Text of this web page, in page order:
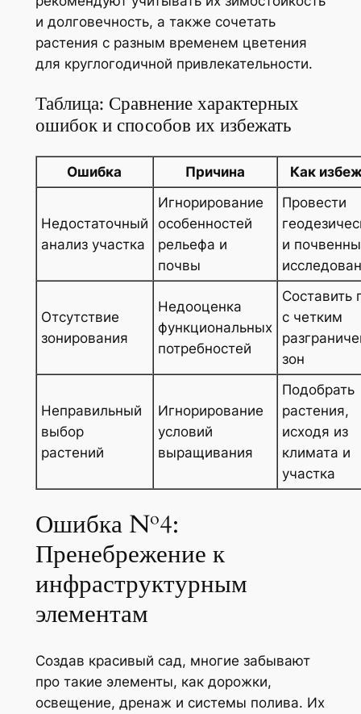
и долговечность, а также сочетать
растения с разным временем цветения
для круглогодичной привлекательности.
Таблица: Сравнение характерных
ошибок и способов их избежать
Ошибка Причина Как
Недостаточный
анализ участка
Игнорирование
особенностей
рельефа и
почвы
Провести
и
Отсутствие
зонирования
Недооценка
функциональных
потребностей
Составить
с четким
зон
Неправильный
выбор
растений
Игнорирование
условий
выращивания
Подобрать
растения,
исходя из
климата и
участка
Ошибка №4:
Пренебрежение к
инфраструктурным
элементам
Создав красивый сад, многие забывают
про такие элементы, как дорожки,
освещение, дренаж и системы полива. Их